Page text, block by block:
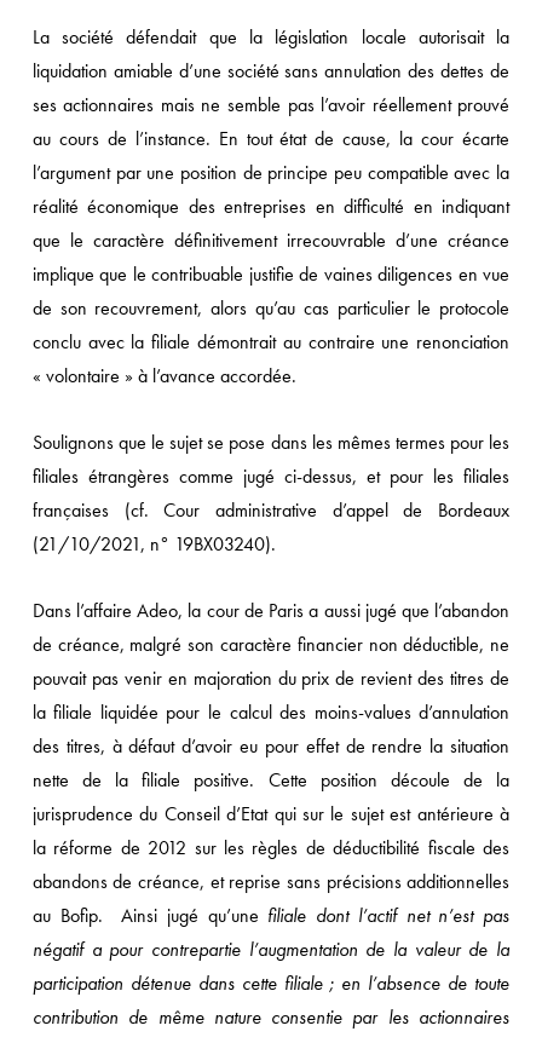
La société défendait que la législation locale autorisait la
liquidation amiable d’une société sans annulation des dettes de
ses actionnaires mais ne semble pas l’avoir réellement prouvé
au cours de l’instance. En tout état de cause, la cour écarte
l’argument par une position de principe peu compatible avec la
réalité économique des entreprises en difficulté en indiquant
que le caractère définitivement irrecouvrable d’une créance
implique que le contribuable justifie de vaines diligences en vue
de son recouvrement, alors qu’au cas particulier le protocole
conclu avec la filiale démontrait au contraire une renonciation
« volontaire » à l’avance accordée.
Soulignons que le sujet se pose dans les mêmes termes pour les
filiales étrangères comme jugé ci-dessus, et pour les filiales
françaises (cf. Cour administrative d’appel de Bordeaux
(21/10/2021, n° 19BX03240).
Dans l’affaire Adeo, la cour de Paris a aussi jugé que l’abandon
de créance, malgré son caractère financier non déductible, ne
pouvait pas venir en majoration du prix de revient des titres de
la filiale liquidée pour le calcul des moins-values d’annulation
des titres, à défaut d’avoir eu pour effet de rendre la situation
nette de la filiale positive. Cette position découle de la
jurisprudence du Conseil d’Etat qui sur le sujet est antérieure à
la réforme de 2012 sur les règles de déductibilité fiscale des
abandons de créance, et reprise sans précisions additionnelles
au Bofip. Ainsi jugé qu’une filiale dont l’actif net n’est pas
négatif a pour contrepartie l’augmentation de la valeur de la
participation détenue dans cette filiale ; en l’absence de toute
contribution de même nature consentie par les actionnaires